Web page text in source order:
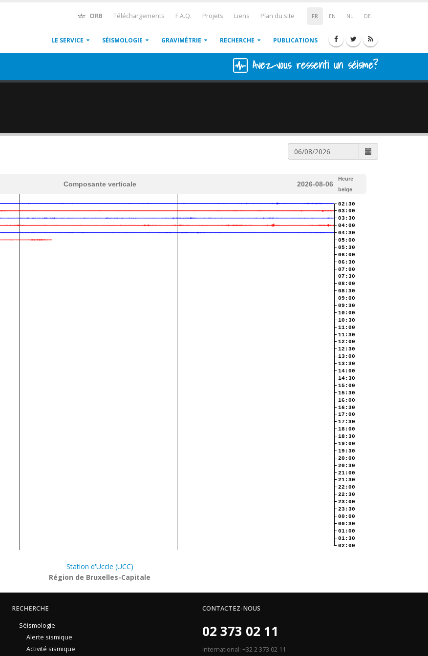
FR EN NL DE
ORB Téléchargements F.A.Q. Projets Liens Plan du site
LE SERVICE SÉISMOLOGIE GRAVIMÉTRIE RECHERCHE PUBLICATIONS
Avez-vous ressenti un séisme?
Composante verticale 2026-08-06
Heure
belge
02:30
03:00
03:30
04:00
04:30
05:00
05:30
06:00
06:30
07:00
07:30
08:00
08:30
09:00
09:30
10:00
10:30
11:00
11:30
12:00
12:30
13:00
13:30
14:00
14:30
15:00
15:30
16:00
16:30
17:00
17:30
18:00
18:30
19:00
19:30
20:00
20:30
21:00
21:30
22:00
22:30
23:00
23:30
00:00
00:30
01:00
01:30
02:00
Station d'Uccle (UCC)
Région de Bruxelles-Capitale
RECHERCHE
Séismologie
Alerte sismique
Activité sismique
CONTACTEZ-NOUS
02 373 02 11
International: +32 2 373 02 11